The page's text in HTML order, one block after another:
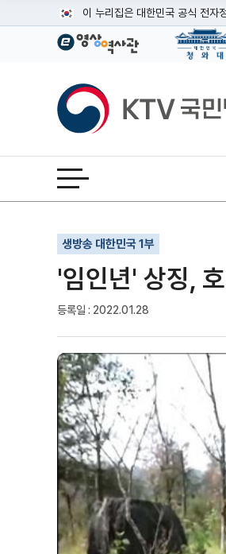
이 누리집은 대한민국 공식 전자
공식 누리집 주소 확인하기
이밖에 or.kr 또는 .kr등 다른 도메
운영중인 공식 누리집보기
KTV국민방송
전체메뉴 열기
생방송 대한민국 1부
'임인년' 상징,
등록일 : 2022.01.28
기사인쇄
글자확대
글자축소